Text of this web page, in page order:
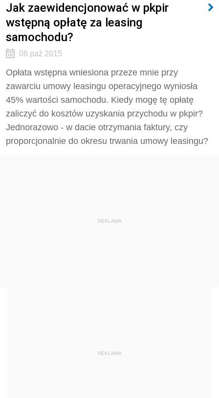
Jak zaewidencjonować w pkpir
wstępną opłatę za leasing
samochodu?
08 paź 2015
Opłata wstępna wniesiona przeze mnie przy
zawarciu umowy leasingu operacyjnego wyniosła
45% wartości samochodu. Kiedy mogę tę opłatę
zaliczyć do kosztów uzyskania przychodu w pkpir?
Jednorazowo - w dacie otrzymania faktury, czy
proporcjonalnie do okresu trwania umowy leasingu?
REKLAMA
REKLAMA